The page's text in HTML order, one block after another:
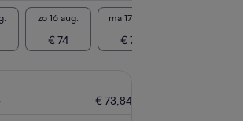
zo 16 aug.
€ 74
ma 17 aug.
€ 74
€ 73,84